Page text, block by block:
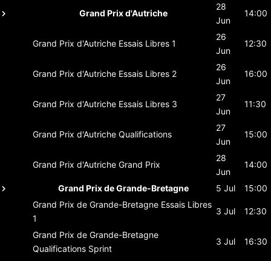
Grand Prix d'Autriche
28
Jun
14:00
Grand Prix d'Autriche Essais Libres 1
26
Jun
12:30
Grand Prix d'Autriche Essais Libres 2
26
Jun
16:00
Grand Prix d'Autriche Essais Libres 3
27
Jun
11:30
Grand Prix d'Autriche Qualifications
27
Jun
15:00
Grand Prix d'Autriche Grand Prix
28
Jun
14:00
Grand Prix de Grande-Bretagne 5 Jul
15:00
Grand Prix de Grande-Bretagne Essais Libres
1
3 Jul 12:30
Grand Prix de Grande-Bretagne
Qualifications Sprint
3 Jul 16:30